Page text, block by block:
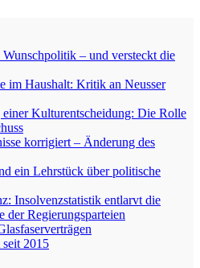
– und versteckt die
Haushalt: Kritik an Neusser
einer Kulturentscheidung: Die Rolle
korrigiert – Änderung des
ein Lehrstück über politische
Insolvenzstatistik entlarvt die
der Regierungsparteien
2015